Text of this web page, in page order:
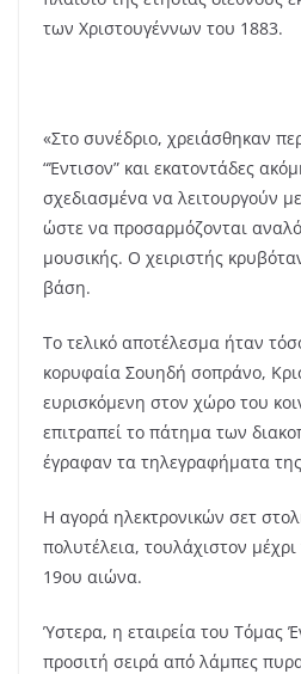
των Χριστουγέννων του 1883.
«Στο συνέδριο, χρειάσθηκαν
“Έντισον” και εκατοντάδες
σχεδιασμένα να λειτουργούν
ώστε να προσαρμόζονται
μουσικής. Ο χειριστής
βάση.
Το τελικό αποτέλεσμα ήταν
κορυφαία Σουηδή σοπράνο,
ευρισκόμενη στον χώρο του
επιτραπεί το πάτημα των
έγραφαν τα τηλεγραφήματα
Η αγορά ηλεκτρονικών σετ
πολυτέλεια, τουλάχιστον
19ου αιώνα.
Ύστερα, η εταιρεία του Τόμας
προσιτή σειρά από λάμπες